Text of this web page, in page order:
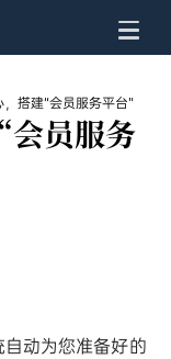
搭建“会员服务平台”
员服务
自动为您准备好的